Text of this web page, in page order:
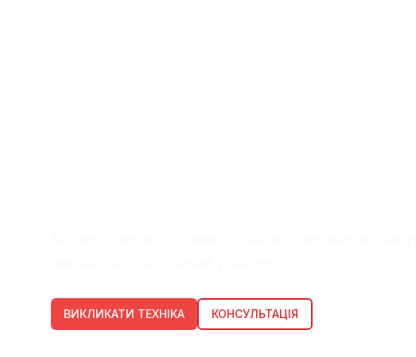
ВИКЛИКАТИ ТЕХНІКА КОНСУЛЬТАЦІЯ